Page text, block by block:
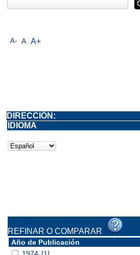
A- A A+
DIRECCIÓN:
IDIOMA
REFINAR O COMPARAR
Año de Publicación
1974 [1]